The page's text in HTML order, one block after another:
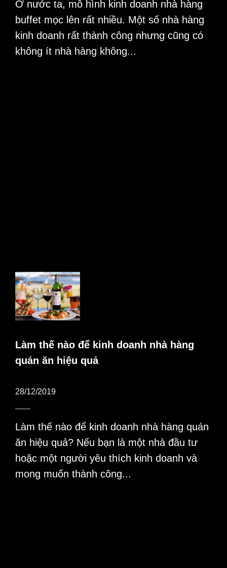
Ở nước ta, mô hình kinh doanh nhà hàng
buffet mọc lên rất nhiều. Một số nhà hàng
kinh doanh rất thành công nhưng cũng có
không ít nhà hàng không...
Làm thế nào để kinh doanh nhà hàng
quán ăn hiệu quả
28/12/2019
Làm thế nào để kinh doanh nhà hàng quán
ăn hiệu quả? Nếu bạn là một nhà đầu tư
hoặc một người yêu thích kinh doanh và
mong muốn thành công...